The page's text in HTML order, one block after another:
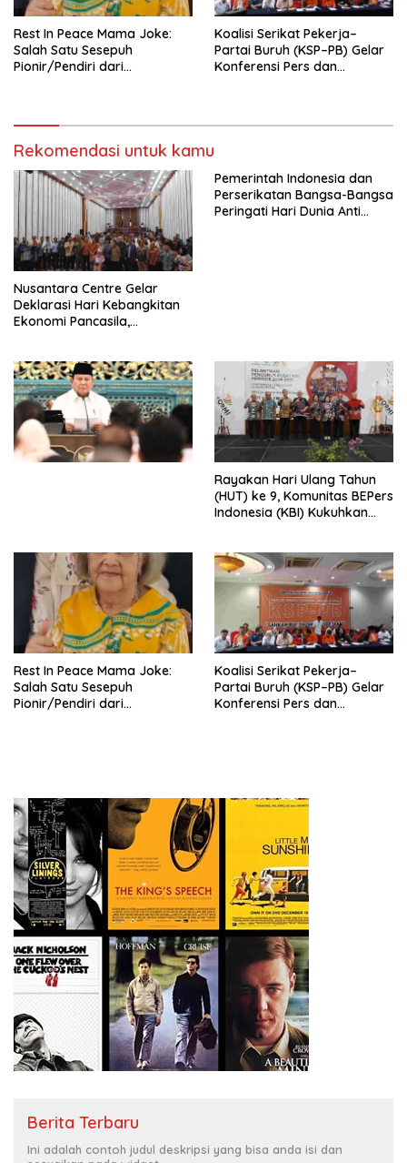
Rest In Peace Mama Joke:
Salah Satu Sesepuh
Pionir/Pendiri dari
Koalisi Serikat Pekerja–
Partai Buruh (KSP–PB) Gelar
Konferensi Pers dan
Rekomendasi untuk kamu
Nusantara Centre Gelar
Deklarasi Hari Kebangkitan
Ekonomi Pancasila,
Penjajahan (Pergolakan
Ekonomi Politik Indonesia) &
Simposium Nasional “Urgensi
Undang-Undang
Perekonomian Nasional dan
Kesejahteraan Sosial dalam
Pemerintah Indonesia dan
Perserikatan Bangsa-Bangsa
Peringati Hari Dunia Anti
Rayakan Hari Ulang Tahun
(HUT) ke 9, Komunitas BEPers
Indonesia (KBI) Kukuhkan
Tema: “Penguatan dan
Pengembangan Organisasi
KBI yang Berbasis Riset di
seluruh Indonesia dan
Mancanegara”.
Rest In Peace Mama Joke:
Salah Satu Sesepuh
Pionir/Pendiri dari
Koalisi Serikat Pekerja–
Partai Buruh (KSP–PB) Gelar
Konferensi Pers dan
Berita Terbaru
Ini adalah contoh judul deskripsi yang bisa anda isi dan